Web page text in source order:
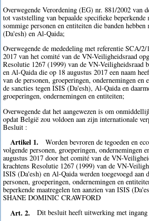
Overwegende Verordening (EG) nr. 881/2002 van
tot vaststelling van bepaalde specifieke beperkende
sommige personen en entiteiten die banden
(Da'esh) en Al-Qaida;
Overwegende de mededeling met referentie SCA/
2017 van het comité van de VN-Veiligheidsraad
Resolutie 1267 (1999) van de VN-Veiligheidsraad
en Al-Qaida die op 18 augustus 2017 een naam
van de personen, groeperingen, ondernemingen en
de sancties tegen ISIS (Da'esh), Al-Qaida en
groeperingen, ondernemingen en entiteiten;
Overwegende dat het aangewezen is om
opdat België zou voldoen aan zijn internationale
Besluit :
Artikel 1.
Worden bevroren de tegoeden en
volgende personen, groeperingen, ondernemingen
augustus 2017 door het comité van de VN-
krachtens Resolutie 1267 (1999) van de VN-
ISIS (Da'esh) en Al-Qaida werden toegevoegd aan
personen, groeperingen, ondernemingen en
beperkende maatregelen ten aanzien van ISIS
SHANE DOMINIC CRAWFORD
Art. 2.
Dit besluit heeft uitwerking met ingang